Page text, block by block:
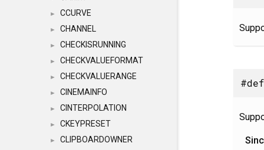
► CCURVE
► CHANNEL
► CHECKISRUNNING
► CHECKVALUEFORMAT
► CHECKVALUERANGE
► CINEMAINFO
► CINTERPOLATION
► CKEYPRESET
► CLIPBOARDOWNER